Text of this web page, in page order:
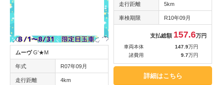
ムーヴG'★M
年式 R07年09月
走行距離 4km
走行距離 5km
車検期限 R10年09月
支払総額 157.6万円
車両本体 147.9万円
諸費用
9.7万円
詳細はこちら